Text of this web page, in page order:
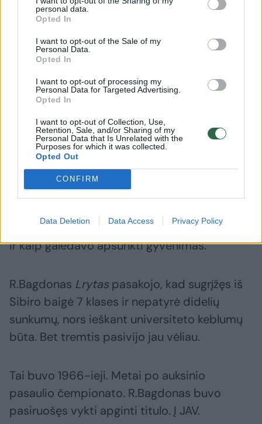
personal data.
Opted In
I want to opt-out of the Sale of my
Personal Data.
Opted In
I want to opt-out of processing my
Personal Data for Targeted Advertising.
Opted In
I want to opt-out of Collection, Use,
Retention, Sale, and/or Sharing of my
Personal Data that Is Unrelated with the
Purposes for which it was collected.
Opted Out
CONFIRM
Data Deletion Data Access Privacy Policy
D.Labučio (ELTA) nuotr.
Apie 150–200 kilometrų 3–5 dienas per
taigą ėjau pėsčias. Galiausiai pirkau traukinio
bilietą, bet mama pasakė, kad jeigu pirksiu iki
Lietuvos – gali greičiau pagauti, todėl
rinkausi kitą stotį. Kelionė man buvo begalo
Saugumiečiai išsiaiškino tiesą
reikšdavo patekimas į SSRS tremtinių sąrašą
ir kaip galėdavo apsunkti gyvenimas.
R.Bagdonas Lrytaspasakojo, kad sugrįžęs iš
Sibiro baigė 7 klases ir nepatyrė didelių
sunkumų, nors ieškant universiteto keblumų
būta. Bet tremtis pasivijo jau vėliau.
Tai buvo 1966-ieji. Metai po auksinio
pasaulio čempionato. R.Bagdonas buvo
pasiruošęs vykti apginti titulo. Į JAV.